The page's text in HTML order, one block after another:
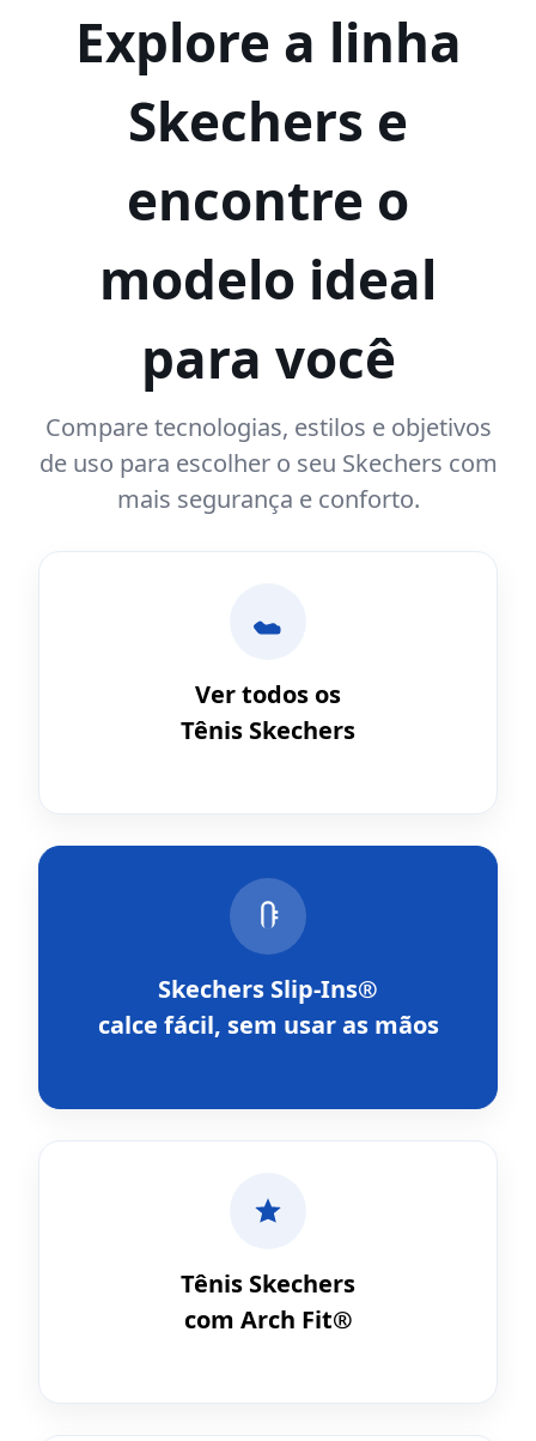
Explore a linha
Skechers e
encontre o
modelo ideal
para você
Compare tecnologias, estilos e objetivos
de uso para escolher o seu Skechers com
mais segurança e conforto.
Ver todos os
Tênis Skechers
Skechers Slip-Ins®
calce fácil, sem usar as mãos
Tênis Skechers
com Arch Fit®